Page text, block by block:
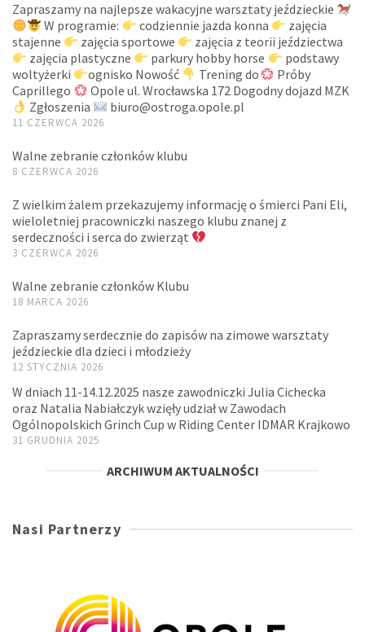
Zapraszamy na najlepsze wakacyjne warsztaty jeździeckie
W programie:
codziennie jazda konna
zajęcia
stajenne
zajęcia sportowe
zajęcia z teorii jeździectwa
zajęcia plastyczne
parkury hobby horse
podstawy
woltyżerki
ognisko Nowość Trening do
Próby
Caprillego
Opole ul. Wrocławska 172 Dogodny dojazd MZK
Zgłoszenia
biuro@ostroga.opole.pl
11 CZERWCA 2026
Walne zebranie członków klubu
8 CZERWCA 2026
Z wielkim żalem przekazujemy informację o śmierci Pani Eli,
wieloletniej pracowniczki naszego klubu znanej z
serdeczności i serca do zwierząt
3 CZERWCA 2026
Walne zebranie członków Klubu
18 MARCA 2026
Zapraszamy serdecznie do zapisów na zimowe warsztaty
jeździeckie dla dzieci i młodzieży
12 STYCZNIA 2026
W dniach 11-14.12.2025 nasze zawodniczki Julia Cichecka
oraz Natalia Nabiałczyk wzięły udział w Zawodach
Ogólnopolskich Grinch Cup w Riding Center IDMAR Krajkowo
31 GRUDNIA 2025
ARCHIWUM AKTUALNOŚCI
Nasi Partnerzy